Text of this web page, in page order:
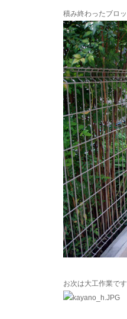
積み終わったブロ
お次は大工作業で